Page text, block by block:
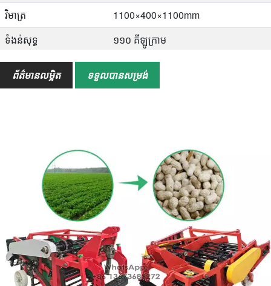
វិមាត្រ
1100×400×1100mm
ទំងន់សុទ្ធ
១១០ គីឡូក្រាម
ទំងន់កុម៉ូល
១៣០ គីឡូក្រាម
អត្រាចាក់ស្បែក
98%
ព័ត៌មានលម្អិត ទទួលបានសម្រង់